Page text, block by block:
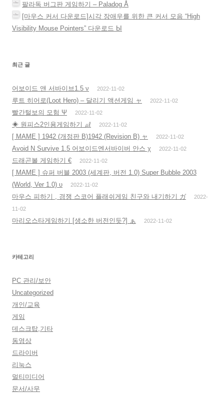
팔라독 버그판 게임하기 – Paladog Å
[마우스 커서 다운로드]시각 장애우를 위한 큰 커서 모음 “High
Visibility Mouse Pointers” 다운로드 Ы
최근 글
어보이드 앤 서바이브1.5 ν 2022-11-02
루트 히어로(Loot Hero) – 달리기 액션게임 ャ 2022-11-02
빨간털보의 모험 Ψ 2022-11-02
◈ 원피스2인용게임하기 ㎕ 2022-11-02
[ MAME ] 1942 (개정판 B)1942 (Revision B) ャ 2022-11-02
Avoid N Survive 1.5 어보이드엔서바이버 안스 χ 2022-11-02
드래곤볼 게임하기 € 2022-11-02
[ MAME ] 슈퍼 버블 2003 (세계판, 버전 1.0) Super Bubble 2003
(World, Ver 1.0) υ
2022-11-02
마우스 피하기 , 경쟁 스코어 플래쉬게임 친구와 내기하기 ガ
2022-
11-02
마리오스타게임하기 [생소한 버전인듯?] ぁ 2022-11-02
카테고리
PC 관리/보안
Uncategorized
개인/교육
게임
데스크탑,기타
동영상
드라이버
리눅스
멀티미디어
문서/사무